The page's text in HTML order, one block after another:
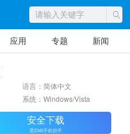
应用 专题 新闻
语言：简体中文
系统：Windows/Vista
安全下载
需2345手机助手